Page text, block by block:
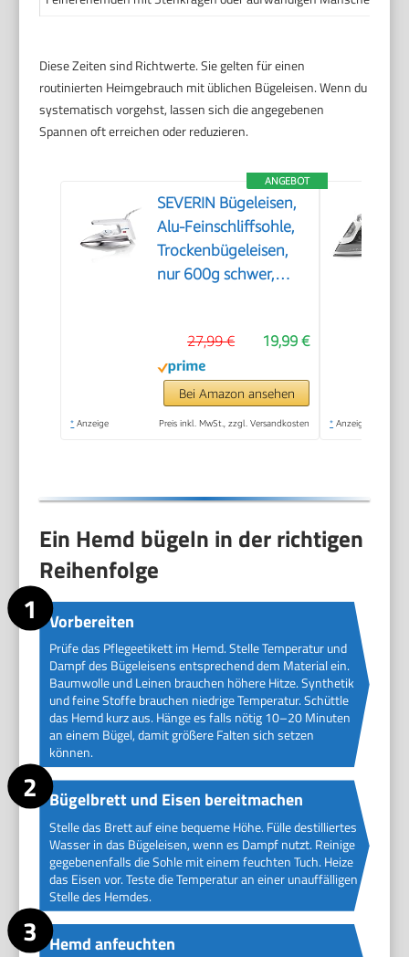
Diese Zeiten sind Richtwerte. Sie gelten für einen
routinierten Heimgebrauch mit üblichen Bügeleisen. Wenn du
systematisch vorgehst, lassen sich die angegebenen
Spannen oft erreichen oder reduzieren.
ANGEBOT
SEVERIN Bügeleisen,
Alu-Feinschliffsohle,
Trockenbügeleisen,
nur 600g schwer,
19,99 €
27,99 €
Bei Amazon ansehen
* Anzeige Preis inkl. MwSt., zzgl. Versandkosten * Anzeige
Ein Hemd bügeln in der richtigen
Reihenfolge
Vorbereiten
Prüfe das Pflegeetikett im Hemd. Stelle Temperatur und
Dampf des Bügeleisens entsprechend dem Material ein.
Baumwolle und Leinen brauchen höhere Hitze. Synthetik
und feine Stoffe brauchen niedrige Temperatur. Schüttle
das Hemd kurz aus. Hänge es falls nötig 10–20 Minuten
an einem Bügel, damit größere Falten sich setzen
können.
Bügelbrett und Eisen bereitmachen
Stelle das Brett auf eine bequeme Höhe. Fülle destilliertes
Wasser in das Bügeleisen, wenn es Dampf nutzt. Reinige
gegebenenfalls die Sohle mit einem feuchten Tuch. Heize
das Eisen vor. Teste die Temperatur an einer unauffälligen
Stelle des Hemdes.
Hemd anfeuchten